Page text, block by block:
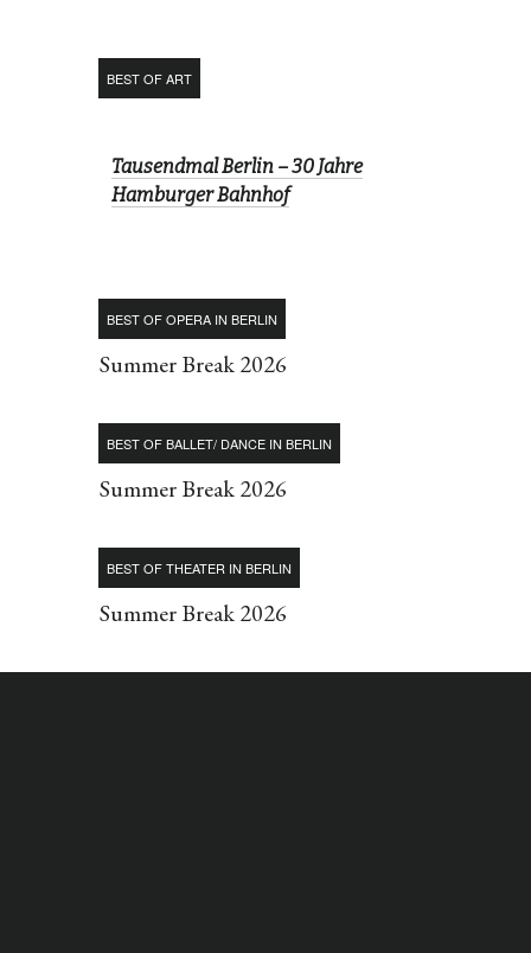
BEST OF ART
Tausendmal Berlin – 30 Jahre
Hamburger Bahnhof
BEST OF OPERA IN BERLIN
Summer Break 2026
BEST OF BALLET/ DANCE IN BERLIN
Summer Break 2026
BEST OF THEATER IN BERLIN
Summer Break 2026